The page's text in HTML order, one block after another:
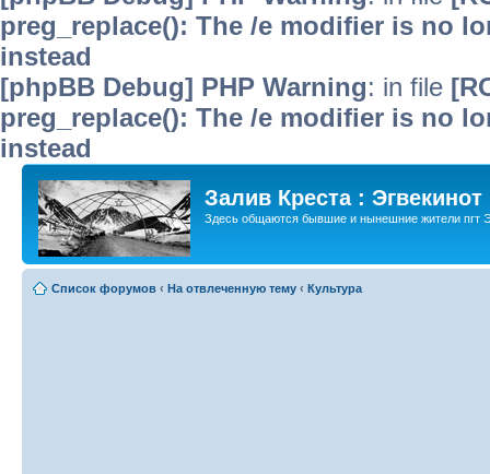
preg_replace(): The /e modifier is no
instead
[phpBB Debug] PHP Warning: in file
preg_replace(): The /e modifier is no
instead
Залив Креста : Эгвекинот
Здесь общаются бывшие и нынешние жители пгт
Список форумов ‹ На отвлеченную тему ‹ Культура